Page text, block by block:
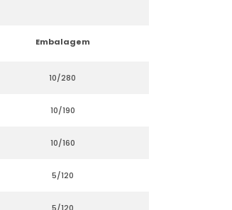
Embalagem
10/280
10/190
10/160
5/120